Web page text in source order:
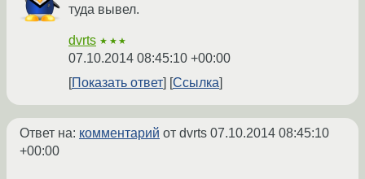
туда вывел.
dvrts ★★★
07.10.2014 08:45:10 +00:00
Показать ответ
Ссылка
Ответ на: комментарий от dvrts 07.10.2014 08:45:10
+00:00